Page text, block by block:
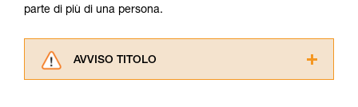
parte di più di una persona.
AVVISO TITOLO